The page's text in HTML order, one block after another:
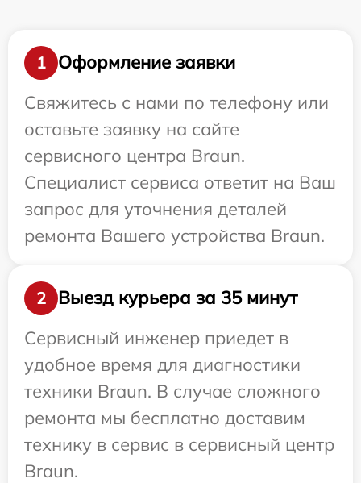
1
Оформление заявки
Свяжитесь с нами по телефону или
оставьте заявку на сайте
сервисного центра Braun.
Специалист сервиса ответит на Ваш
запрос для уточнения деталей
ремонта Вашего устройства Braun.
2
Выезд курьера за 35 минут
Сервисный инженер приедет в
удобное время для диагностики
техники Braun. В случае сложного
ремонта мы бесплатно доставим
технику в сервис в сервисный центр
Braun.